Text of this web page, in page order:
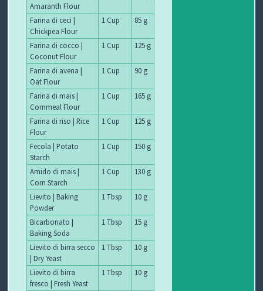
Amaranth Flour
Farina di ceci |
Chickpea Flour
1 Cup 85 g
Farina di cocco |
Coconut Flour
1 Cup 125 g
Farina di avena |
Oat Flour
1 Cup 90 g
Farina di mais |
Cornmeal Flour
1 Cup 165 g
Farina di riso | Rice
Flour
1 Cup 125 g
Fecola | Potato
Starch
1 Cup 150 g
Amido di mais |
Corn Starch
1 Cup 130 g
Lievito | Baking
Powder
1 Tbsp 10 g
Bicarbonato |
Baking Soda
1 Tbsp 15 g
Lievito di birra secco
| Dry Yeast
1 Tbsp 10 g
Lievito di birra
fresco | Fresh Yeast
1 Tbsp 10 g